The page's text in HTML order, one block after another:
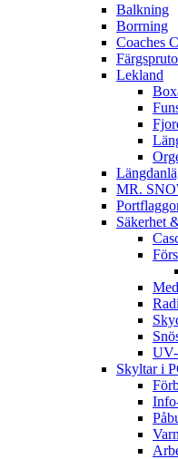
Balkning
Borrning
Coaches
Lekland
MR.
Säkerhet
Skyltar i